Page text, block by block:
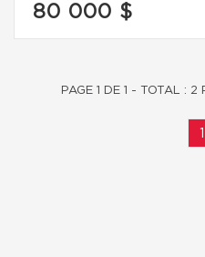
80 000 $
PAGE 1 DE 1 - TOTAL : 2